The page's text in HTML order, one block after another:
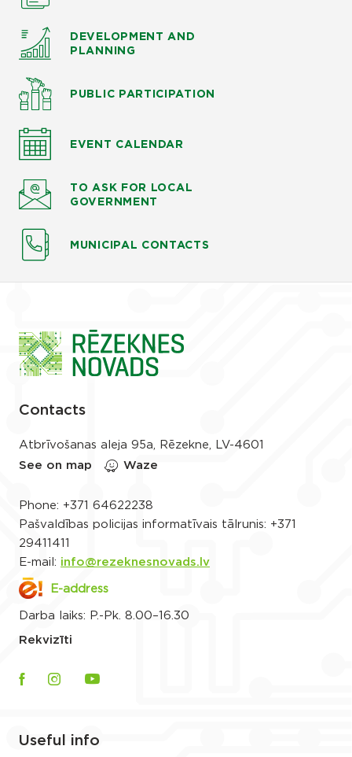
DEVELOPMENT AND
PLANNING
PUBLIC PARTICIPATION
EVENT CALENDAR
TO ASK FOR LOCAL
GOVERNMENT
MUNICIPAL CONTACTS
Contacts
Atbrīvošanas aleja 95a, Rēzekne, LV-4601
See on map
Waze
Phone: +371 64622238
Pašvaldības policijas informatīvais tālrunis: +371
29411411
E-mail: info@rezeknesnovads.lv
E-address
Darba laiks: P.-Pk. 8.00–16.30
Rekvizīti
Useful info